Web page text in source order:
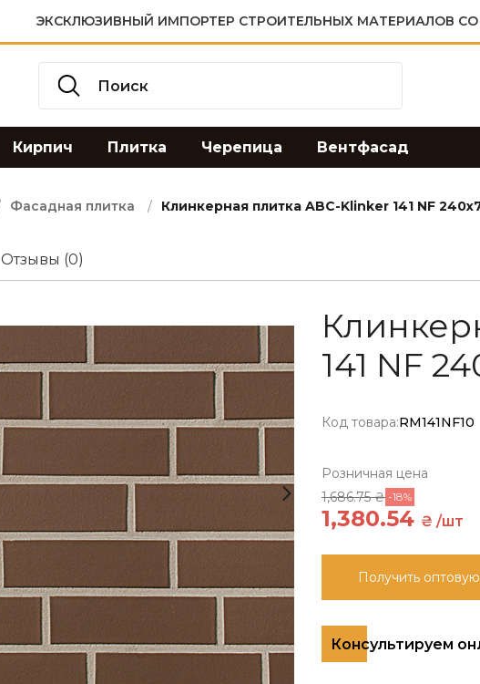
ЭКСКЛЮЗИВНЫЙ ИМПОРТЕР СТРОИТЕЛЬНЫХ МАТЕРИАЛОВ
Кирпич Плитка Черепица Вентфасад
Фасадная плитка Клинкерная плитка ABC-Klinker 141 NF
Отзывы (0)
141 NF
Код товара:RM141NF10
Розничная цена
1,686.75 ₴ -18%
1,380.54 ₴ /шт
Получить
Консультируем